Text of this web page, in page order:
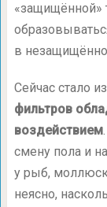
«защищённой»
в
Сейчас стало
фильтров
воздействием
смену пола и
у рыб,
неясно,